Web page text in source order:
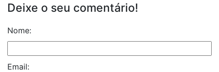
Deixe o seu comentário!
Nome:
Email: